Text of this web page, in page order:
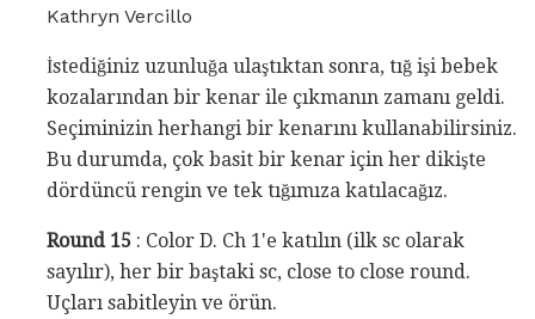
Kathryn Vercillo
İstediğiniz uzunluğa ulaştıktan sonra, tığ işi bebek
kozalarından bir kenar ile çıkmanın zamanı geldi.
Seçiminizin herhangi bir kenarını kullanabilirsiniz.
Bu durumda, çok basit bir kenar için her dikişte
dördüncü rengin ve tek tığımıza katılacağız.
Round 15 : Color D. Ch 1'e katılın (ilk sc olarak
sayılır), her bir baştaki sc, close to close round.
Uçları sabitleyin ve örün.